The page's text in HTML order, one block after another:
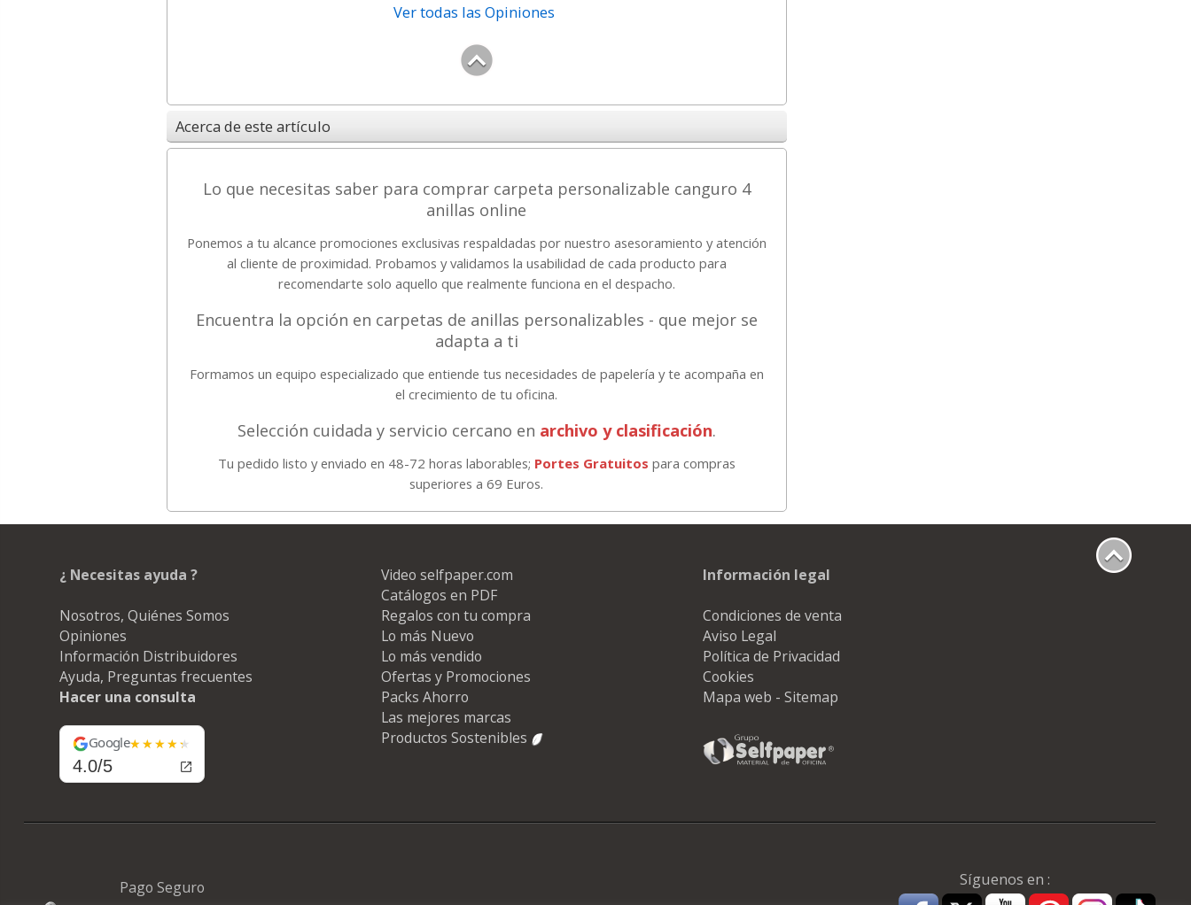
Ver todas las Opiniones
Acerca de este artículo
Lo que necesitas saber para comprar carpeta personalizable canguro 4
anillas online
Ponemos a tu alcance promociones exclusivas respaldadas por nuestro asesoramiento y atención
al cliente de proximidad. Probamos y validamos la usabilidad de cada producto para
recomendarte solo aquello que realmente funciona en el despacho.
Encuentra la opción en carpetas de anillas personalizables - que mejor se
adapta a ti
Formamos un equipo especializado que entiende tus necesidades de papelería y te acompaña en
el crecimiento de tu oficina.
Selección cuidada y servicio cercano en archivo y clasificación.
Tu pedido listo y enviado en 48-72 horas laborables; Portes Gratuitos para compras
superiores a 69 Euros.
¿ Necesitas ayuda ?
Nosotros, Quiénes Somos
Opiniones
Información Distribuidores
Ayuda, Preguntas frecuentes
Hacer una consulta
Google
4.0/5
Video selfpaper.com
Catálogos en PDF
Regalos con tu compra
Lo más Nuevo
Lo más vendido
Ofertas y Promociones
Packs Ahorro
Las mejores marcas
Productos Sostenibles
Información legal
Condiciones de venta
Aviso Legal
Política de Privacidad
Cookies
Mapa web - Sitemap
Síguenos en :
Pago Seguro